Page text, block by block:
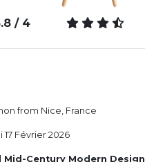
/ 4
from Nice, France
Mid-Century Modern Design
17 Février 2026